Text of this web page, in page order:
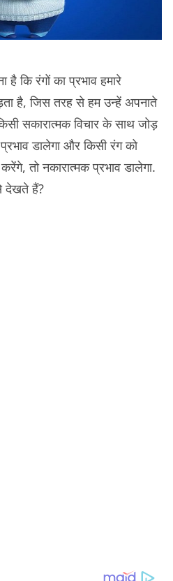
है कि रंगों का प्रभाव हमारे
है, जिस तरह से हम उन्हें अपनाते
सकारात्मक विचार के साथ जोड़
डालेगा और किसी रंग को
तो नकारात्मक प्रभाव डालेगा.
देखते हैं?